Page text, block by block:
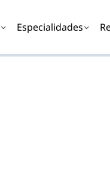
Especialidades